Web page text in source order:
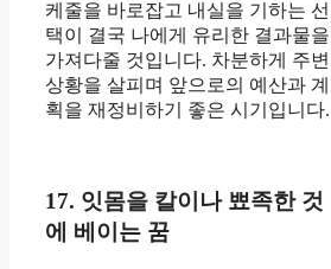
케줄을 바로잡고 내실을 기하는 선
택이 결국 나에게 유리한 결과물을
가져다줄 것입니다. 차분하게 주변
상황을 살피며 앞으로의 예산과 계
획을 재정비하기 좋은 시기입니다.
17. 잇몸을 칼이나 뾰족한 것
에 베이는 꿈